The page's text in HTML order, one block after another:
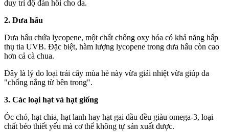
duy trì độ đàn hồi cho da.
2. Dưa hấu
Dưa hấu chứa lycopene, một chất chống oxy hóa có khả năng hấp
thụ tia UVB. Đặc biệt, hàm lượng lycopene trong dưa hấu còn cao
hơn cả cà chua.
Đây là lý do loại trái cây mùa hè này vừa giải nhiệt vừa giúp da
"chống nắng từ bên trong".
3. Các loại hạt và hạt giống
Óc chó, hạt chia, hạt lanh hay hạt gai dầu đều giàu omega-3, loại
chất béo thiết yếu mà cơ thể không tự sản xuất được.